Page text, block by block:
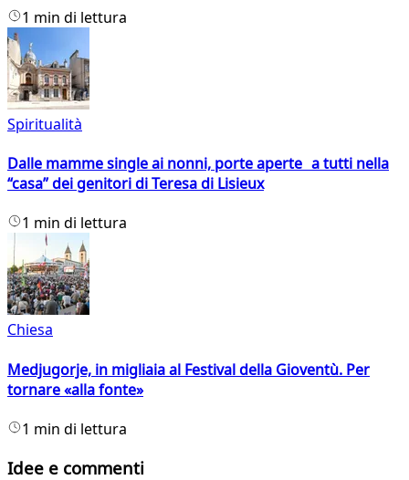
1 min di lettura
Spiritualità
Dalle mamme single ai nonni, porte aperte a tutti nella
“casa” dei genitori di Teresa di Lisieux
1 min di lettura
Chiesa
Medjugorje, in migliaia al Festival della Gioventù. Per
tornare «alla fonte»
1 min di lettura
Idee e commenti